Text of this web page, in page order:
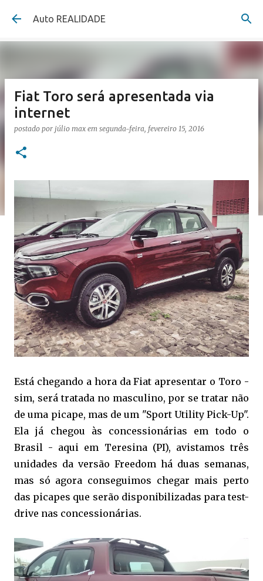
Pular para o conteúdo principal
Auto REALIDADE
Fiat Toro será apresentada via
internet
postado por júlio max em segunda-feira, fevereiro 15, 2016
Está chegando a hora da Fiat apresentar o Toro -
sim, será tratada no masculino, por se tratar não
de uma picape, mas de um "Sport Utility Pick-Up".
Ela já chegou às concessionárias em todo o
Brasil - aqui em Teresina (PI), avistamos três
unidades da versão Freedom há duas semanas,
mas só agora conseguimos chegar mais perto
das picapes que serão disponibilizadas para test-
drive nas concessionárias.